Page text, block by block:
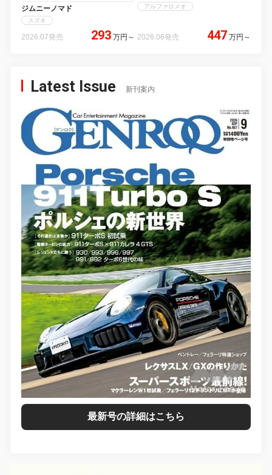
ジムニーノマド
スズキ
2026.07発売 293 万円 ～
アルファロメオ
2026.06発売 447 万円 ～
Latest Issue 新刊案内
最新号の詳細はこちら